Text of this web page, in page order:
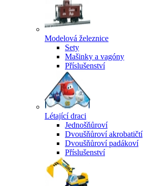
Modelová železnice
Sety
Mašinky a vagóny
Příslušenství
Létající draci
Jednošňůroví
Dvoušňůroví akrobatičtí
Dvoušňůroví padákoví
Příslušenství